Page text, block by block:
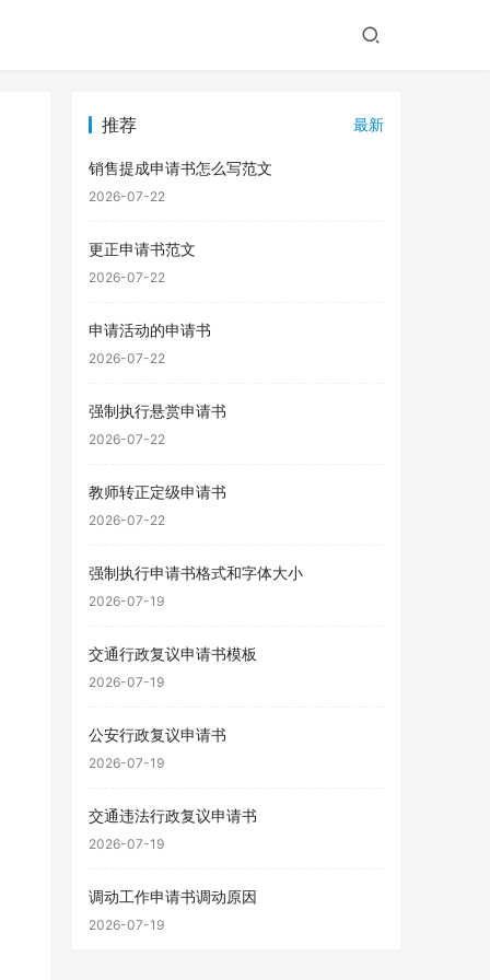
推荐 最新
销售提成申请书怎么写范文
2026-07-22
更正申请书范文
2026-07-22
申请活动的申请书
2026-07-22
强制执行悬赏申请书
2026-07-22
教师转正定级申请书
2026-07-22
强制执行申请书格式和字体大小
2026-07-19
交通行政复议申请书模板
2026-07-19
公安行政复议申请书
2026-07-19
交通违法行政复议申请书
2026-07-19
调动工作申请书调动原因
2026-07-19